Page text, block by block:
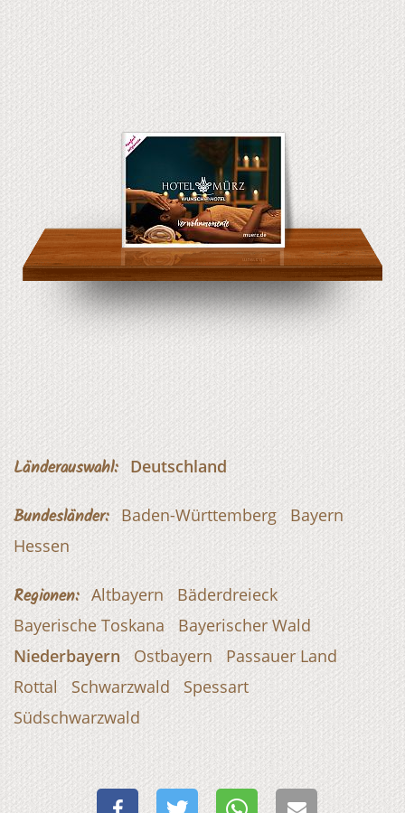
Länderauswahl: Deutschland
Bundesländer:Baden-Württemberg
Bayern
Hessen
Regionen: Altbayern
Bäderdreieck
Bayerische Toskana
Bayerischer Wald
Niederbayern
Ostbayern
Passauer Land
Rottal
Schwarzwald
Spessart
Südschwarzwald